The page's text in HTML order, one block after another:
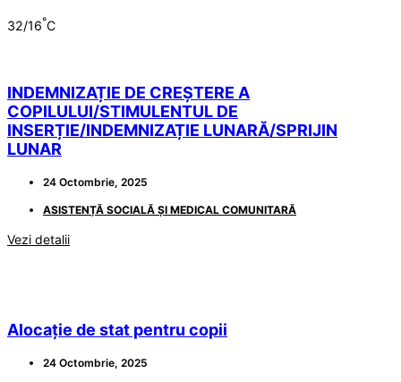
32/16°C
INDEMNIZAȚIE DE CREȘTERE A
COPILULUI/STIMULENTUL DE
INSERȚIE/INDEMNIZAȚIE LUNARĂ/SPRIJIN
LUNAR
24 Octombrie, 2025
ASISTENȚĂ SOCIALĂ ȘI MEDICAL COMUNITARĂ
Vezi detalii
Alocație de stat pentru copii
24 Octombrie, 2025